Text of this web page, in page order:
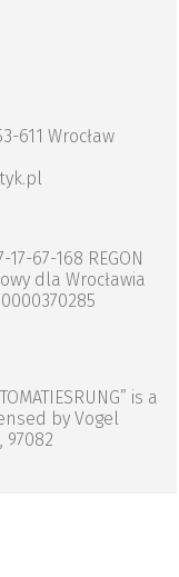
611 Wrocław
67-168 REGON
dla Wrocławia
is a
by Vogel
97082